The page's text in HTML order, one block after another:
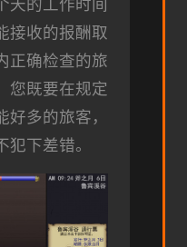
天的工作时间
接收的报酬取
正确检查的旅
您既要在规定
多的旅客，
下差错。